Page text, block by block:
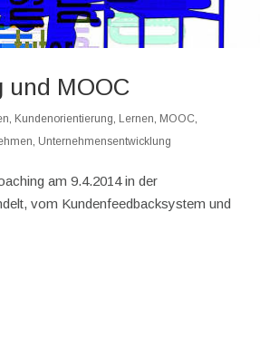
und MOOC
Kundenorientierung Lernen MOOC
Unternehmensentwicklung
am 9.4.2014 in der
vom Kundenfeedbacksystem und